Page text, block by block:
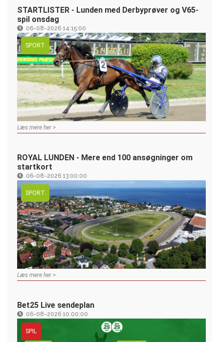
STARTLISTER - Lunden med Derbyprøver og V65-
spil onsdag
06-08-2026 14:15:00
SPORT
Læs mere her >
ROYAL LUNDEN - Mere end 100 ansøgninger om
startkort
06-08-2026 13:00:00
SPORT
Læs mere her >
Bet25 Live sendeplan
06-08-2026 10:00:00
SPIL